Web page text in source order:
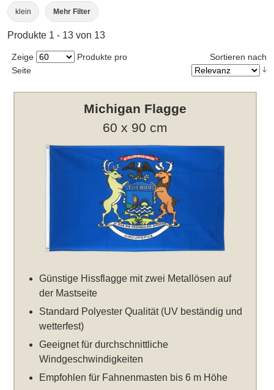
klein Mehr Filter
Produkte 1 - 13 von 13
Zeige
Produkte pro
Seite
Sortieren nach
Michigan Flagge
60 x 90 cm
Günstige Hissflagge mit zwei Metallösen auf
der Mastseite
Standard Polyester Qualität (UV beständig und
wetterfest)
Geeignet für durchschnittliche
Windgeschwindigkeiten
Empfohlen für Fahnenmasten bis 6 m Höhe